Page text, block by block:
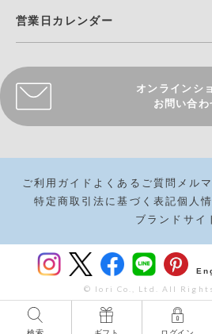
営業日カレンダー
オンラインシ
お問い合わ
ご利用ガイド よくあるご質問 メル
特定商取引法に基づく表記個人
ブランドサイ
© Iori Co., Ltd. All Rights